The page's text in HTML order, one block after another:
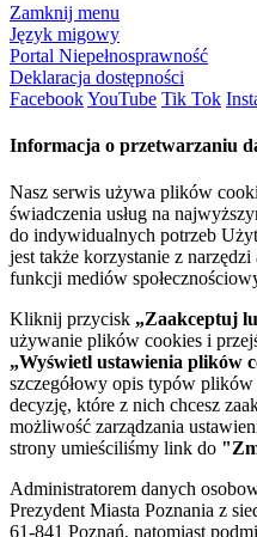
Zamknij menu
Język migowy
Portal Niepełnosprawność
Deklaracja dostępności
FacebookYouTube Tik Tok
Informacja o przetwarzaniu
Nasz serwis używa plików
świadczenia usług na
do indywidualnych potrzeb
jest także korzystanie z
funkcji mediów
Kliknij przycisk „Zaakceptuj
używanie plików cookies i
„Wyświetl ustawienia plików
szczegółowy opis typów
decyzję, które z nich chcesz
możliwość zarządzania
strony umieściliśmy link do
Administratorem danych
Prezydent Miasta Poznania z
61-841 Poznań, natomiast